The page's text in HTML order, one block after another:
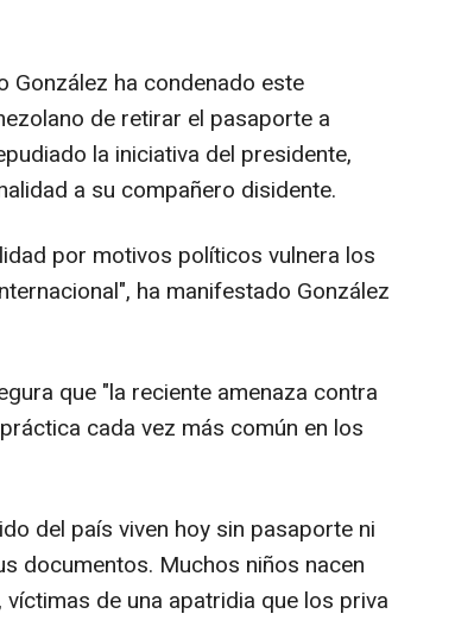
González ha condenado este
de retirar el pasaporte a
la iniciativa del presidente,
a su compañero disidente.
por motivos políticos vulnera los
ha manifestado González
que "la reciente amenaza contra
cada vez más común en los
del país viven hoy sin pasaporte ni
documentos. Muchos niños nacen
de una apatridia que los priva